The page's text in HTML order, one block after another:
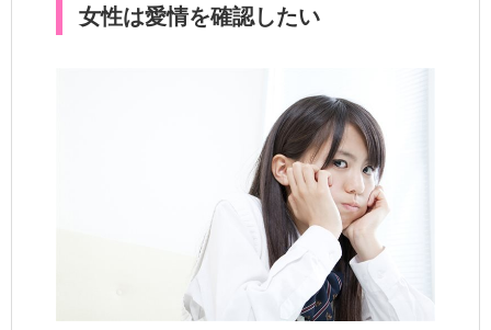
女性は愛情を確認したい